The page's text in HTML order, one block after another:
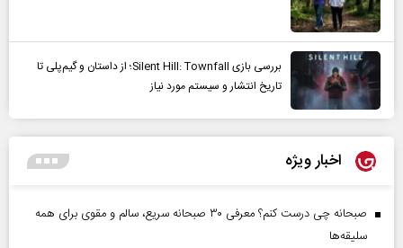
بررسی بازی Silent Hill: Townfall؛ از داستان و گیم‌پلی تا
تاریخ انتشار و سیستم مورد نیاز
اخبار ویژه
صبحانه چی درست کنم؟ معرفی ۳۰ صبحانه سریع، سالم و مقوی برای همه
سلیقه‌ها